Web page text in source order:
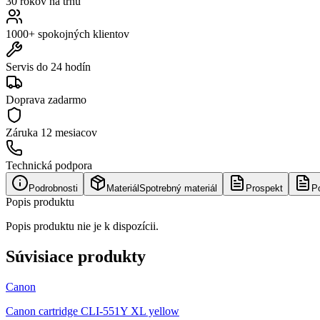
1000+ spokojných klientov
Servis do 24 hodín
Doprava zadarmo
Záruka 12 mesiacov
Technická podpora
Podrobnosti Materiál Spotrebný materiál Prospekt
Popis produktu
Popis produktu nie je k dispozícii.
Súvisiace produkty
Canon
Canon cartridge CLI-551Y XL yellow